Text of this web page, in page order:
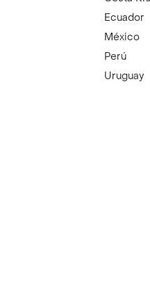
Ecuador
México
Perú
Uruguay